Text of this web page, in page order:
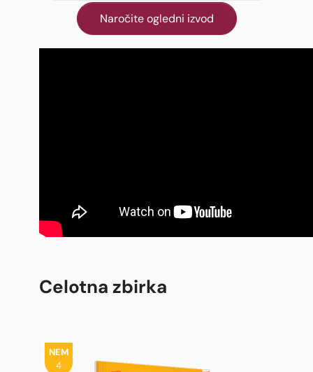
Naročite ogledni izvod
Celotna zbirka
NEM
4